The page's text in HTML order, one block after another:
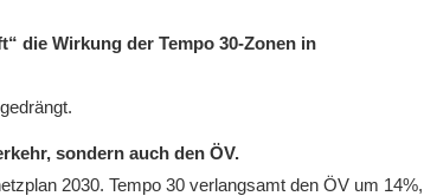
die Wirkung der Tempo 30-Zonen in
sondern auch den ÖV.
2030. Tempo 30 verlangsamt den ÖV um 14%,